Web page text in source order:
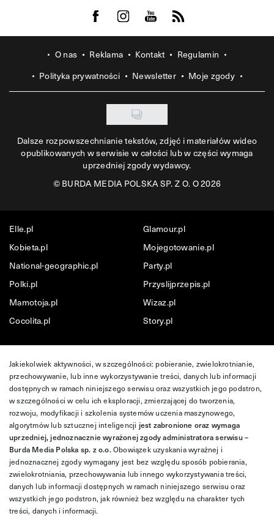
Visit us on Facebook
Visit us on Instagram
Visit us on Youtube
Visit us on Rss
O nas Reklama Kontakt
Regulamin
Polityka prywatności
Newsletter Moje zgody
Dalsze rozpowszechnianie tekstów, zdjęć i materiałów wideo
opublikowanych w serwisie w całości lub w części wymaga
uprzedniej zgody wydawcy.
©BURDA MEDIA POLSKA SP. Z O. O 2026
Elle.pl
Glamour.pl
Kobieta.pl
Mojegotowanie.pl
National-geographic.pl
Party.pl
Polki.pl
Przyslijprzepis.pl
Mamotoja.pl
Wizaz.pl
Cocolita.pl
Story.pl
Jakiekolwiek aktywności, w szczególności: pobieranie, zwielokrotnianie,
przechowywanie, lub inne wykorzystywanie treści, danych lub informacji
dostępnych w ramach niniejszego serwisu oraz wszystkich jego podstron,
w szczególności w celu ich eksploracji, zmierzającej do tworzenia,
rozwoju, modyfikacji i szkolenia systemów uczenia maszynowego,
algorytmów lub sztucznej inteligencji jest zabronione oraz wymaga
uprzedniej, jednoznacznie wyrażonej zgody administratora serwisu –
Burda Media Polska sp. z o.o.Obowiązek uzyskania wyraźnej i
jednoznacznej zgody wymagany jest bez względu sposób pobierania,
zwielokrotniania, przechowywania lub innego wykorzystywania treści,
danych lub informacji dostępnych w ramach niniejszego serwisu oraz
wszystkich jego podstron, jak również bez względu na charakter tych
treści, danych i informacji.